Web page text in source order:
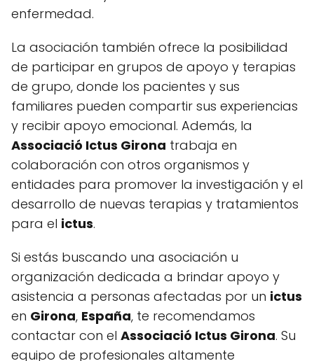
enfermedad.
La asociación también ofrece la posibilidad
de participar en grupos de apoyo y terapias
de grupo, donde los pacientes y sus
familiares pueden compartir sus experiencias
y recibir apoyo emocional. Además, la
Associació Ictus Girona trabaja en
colaboración con otros organismos y
entidades para promover la investigación y el
desarrollo de nuevas terapias y tratamientos
para el ictus.
Si estás buscando una asociación u
organización dedicada a brindar apoyo y
asistencia a personas afectadas por un ictus
en Girona, España, te recomendamos
contactar con el Associació Ictus Girona. Su
equipo de profesionales altamente